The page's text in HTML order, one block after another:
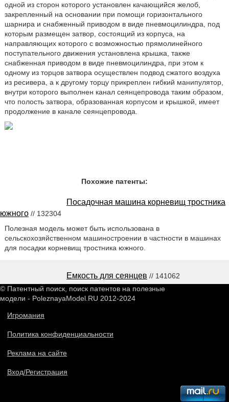
одной из сторон которого установлен качающийся желоб,
закрепленный на основании при помощи горизонтального
шарнира и снабженный приводом в виде пневмоцилиндра, под
которым размещен затвор, состоящий из корпуса, на
направляющих которого с возможностью прямолинейного
поступательного движения установлена крышка, также
снабженная приводом в виде пневмоцилиндра, при этом к
одному из торцов затвора осуществлен подвод сжатого воздуха
из ресивера, а к другому торцу прикреплен гибкий манипулятор,
внутри которого выполнен канал сеянцепровода таким образом,
что полость затвора, образованная корпусом и крышкой, имеет
продолжение в канале сеянцепровода.
Похожие патенты:
Посадочная машина корневищ тростника
южного // 132304
Полезная модель может быть использована в
сельскохозяйственном машиностроении в частности в машинах
для посадки корневищ тростника южного.
Емкость для сеянцев // 141062
© Патентный поиск, поиск патентов на полезные
модели - PoleznayaModel.RU 2012-2024
Игромания
Политика конфиденциальности
Реклама на сайте
Вход/Регистрация